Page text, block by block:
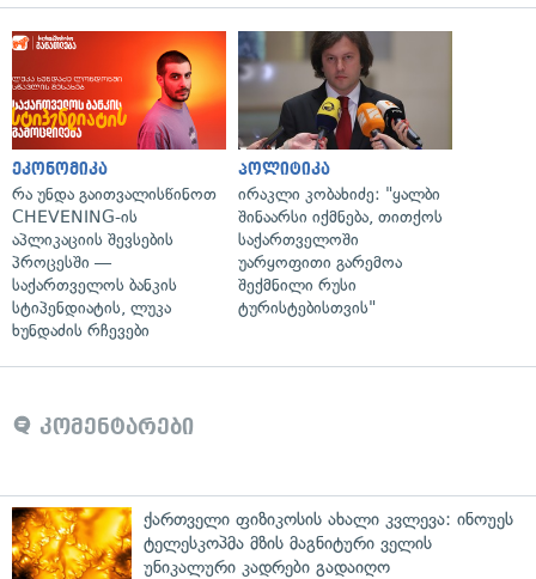
ეკონომიკა
რა უნდა გაითვალისწინოთ
CHEVENING-ის
აპლიკაციის შევსების
პროცესში —
საქართველოს ბანკის
სტიპენდიატის, ლუკა
ხუნდაძის რჩევები
პოლიტიკა
ირაკლი კობახიძე: "ყალბი
შინაარსი იქმნება, თითქოს
საქართველოში
უარყოფითი გარემოა
შექმნილი რუსი
ტურისტებისთვის"
კომენტარები
ქართველი ფიზიკოსის ახალი კვლევა: ინოუეს
ტელესკოპმა მზის მაგნიტური ველის
უნიკალური კადრები გადაიღო